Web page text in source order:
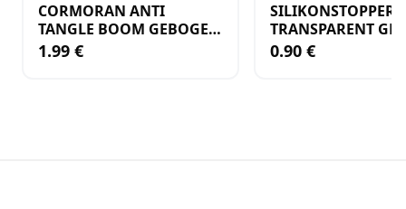
CORMORAN ANTI
TANGLE BOOM GEBOGEN
12CM M.WIRBEL(PLASTIK)
1.99 €
SILIKONSTOPPER
TRANSPARENT
KLEIN
0.90 €